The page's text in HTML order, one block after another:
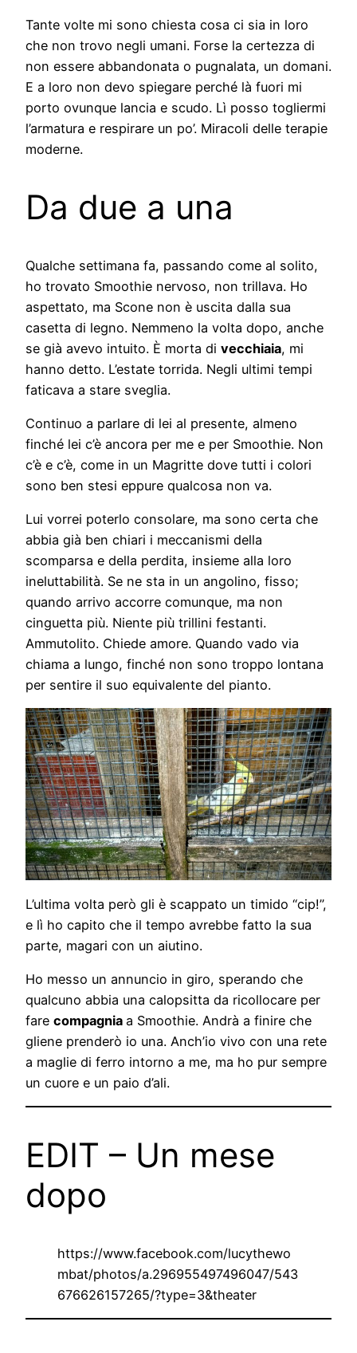
Tante volte mi sono chiesta cosa ci sia in loro
che non trovo negli umani. Forse la certezza di
non essere abbandonata o pugnalata, un domani.
E a loro non devo spiegare perché là fuori mi
porto ovunque lancia e scudo. Lì posso togliermi
l’armatura e respirare un po’. Miracoli delle terapie
moderne.
Da due a una
Qualche settimana fa, passando come al solito,
ho trovato Smoothie nervoso, non trillava. Ho
aspettato, ma Scone non è uscita dalla sua
casetta di legno. Nemmeno la volta dopo, anche
se già avevo intuito. È morta di vecchiaia, mi
hanno detto. L’estate torrida. Negli ultimi tempi
faticava a stare sveglia.
Continuo a parlare di lei al presente, almeno
finché lei c’è ancora per me e per Smoothie. Non
c’è e c’è, come in un Magritte dove tutti i colori
sono ben stesi eppure qualcosa non va.
Lui vorrei poterlo consolare, ma sono certa che
abbia già ben chiari i meccanismi della
scomparsa e della perdita, insieme alla loro
ineluttabilità. Se ne sta in un angolino, fisso;
quando arrivo accorre comunque, ma non
cinguetta più. Niente più trillini festanti.
Ammutolito. Chiede amore. Quando vado via
chiama a lungo, finché non sono troppo lontana
per sentire il suo equivalente del pianto.
L’ultima volta però gli è scappato un timido “cip!”,
e lì ho capito che il tempo avrebbe fatto la sua
parte, magari con un aiutino.
Ho messo un annuncio in giro, sperando che
qualcuno abbia una calopsitta da ricollocare per
fare compagnia a Smoothie. Andrà a finire che
gliene prenderò io una. Anch’io vivo con una rete
a maglie di ferro intorno a me, ma ho pur sempre
un cuore e un paio d’ali.
EDIT – Un mese
dopo
https://www.facebook.com/lucythewo
mbat/photos/a.296955497496047/543
676626157265/?type=3&theater